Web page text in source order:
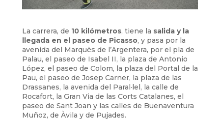
La carrera, de 10 kilómetros, tiene la salida y la
llegada en el paseo de Picasso, y pasa por la
avenida del Marquès de l’Argentera, por el pla de
Palau, el paseo de Isabel II, la plaza de Antonio
López, el paseo de Colom, la plaza del Portal de la
Pau, el paseo de Josep Carner, la plaza de las
Drassanes, la avenida del Paral·lel, la calle de
Rocafort, la Gran Via de las Corts Catalanes, el
paseo de Sant Joan y las calles de Buenaventura
Muñoz, de Àvila y de Pujades.